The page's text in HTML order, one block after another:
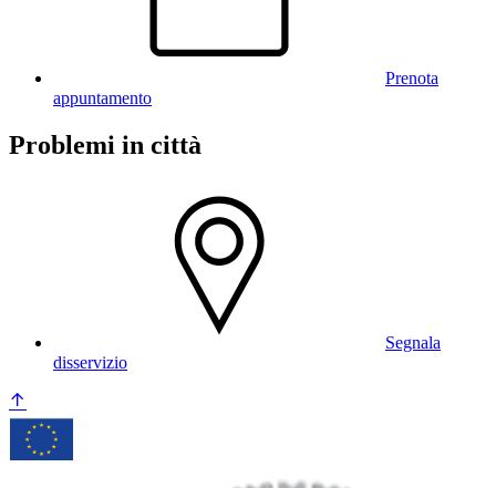
Prenota
appuntamento
Problemi in città
Segnala
disservizio